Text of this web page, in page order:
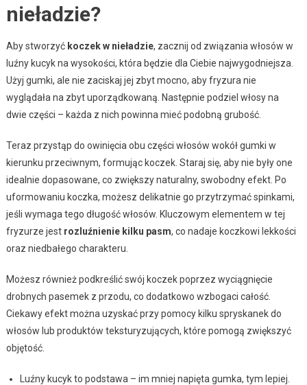
nieładzie?
Aby stworzyć koczek w nieładzie, zacznij od związania włosów w
luźny kucyk na wysokości, która będzie dla Ciebie najwygodniejsza.
Użyj gumki, ale nie zaciskaj jej zbyt mocno, aby fryzura nie
wyglądała na zbyt uporządkowaną. Następnie podziel włosy na
dwie części – każda z nich powinna mieć podobną grubość.
Teraz przystąp do owinięcia obu części włosów wokół gumki w
kierunku przeciwnym, formując koczek. Staraj się, aby nie były one
idealnie dopasowane, co zwiększy naturalny, swobodny efekt. Po
uformowaniu koczka, możesz delikatnie go przytrzymać spinkami,
jeśli wymaga tego długość włosów. Kluczowym elementem w tej
fryzurze jest rozluźnienie kilku pasm, co nadaje koczkowi lekkości
oraz niedbałego charakteru.
Możesz również podkreślić swój koczek poprzez wyciągnięcie
drobnych pasemek z przodu, co dodatkowo wzbogaci całość.
Ciekawy efekt można uzyskać przy pomocy kilku spryskanek do
włosów lub produktów teksturyzujących, które pomogą zwiększyć
objętość.
Luźny kucyk to podstawa – im mniej napięta gumka, tym lepiej.